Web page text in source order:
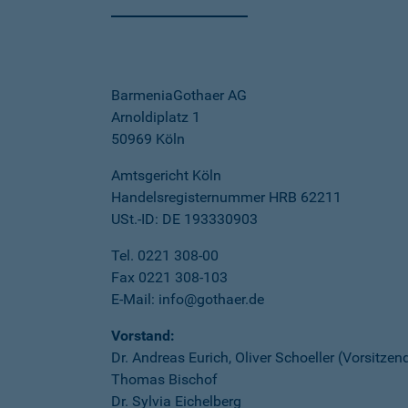
BarmeniaGothaer AG
Arnoldiplatz 1
50969 Köln
Amtsgericht Köln
Handelsregisternummer HRB 62211
USt.-ID: DE 193330903
Tel. 0221 308-00
Fax 0221 308-103
E-Mail: info@gothaer.de
Vorstand:
Dr. Andreas Eurich, Oliver Schoeller
Thomas Bischof
Dr. Sylvia Eichelberg